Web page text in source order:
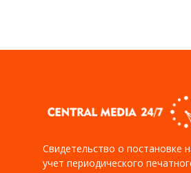
Свидетельство о постановке
учет периодического